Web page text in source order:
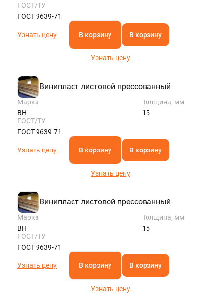
ГОСТ/ТУ
ГОСТ 9639-71
Узнать цену В корзину В корзину
Узнать цену
Винипласт листовой прессованный
Марка
ВН
Толщина, мм
15
ГОСТ/ТУ
ГОСТ 9639-71
Узнать цену В корзину В корзину
Узнать цену
Винипласт листовой прессованный
Марка
ВН
Толщина, мм
15
ГОСТ/ТУ
ГОСТ 9639-71
Узнать цену В корзину В корзину
Узнать цену